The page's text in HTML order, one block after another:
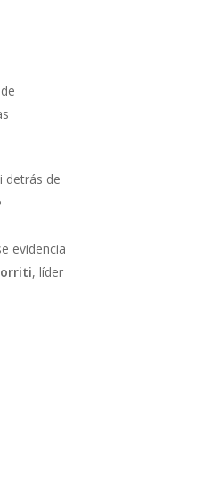
detrás de
evidencia
, líder